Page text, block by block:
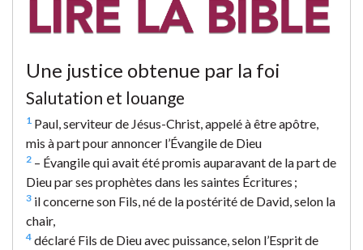
Une justice obtenue par la foi
Salutation et louange
1 Paul, serviteur de Jésus-Christ, appelé à être apôtre,
mis à part pour annoncer l’Évangile de Dieu
2 – Évangile qui avait été promis auparavant de la part de
Dieu par ses prophètes dans les saintes Écritures ;
3 il concerne son Fils, né de la postérité de David, selon la
chair,
4 déclaré Fils de Dieu avec puissance, selon l’Esprit de